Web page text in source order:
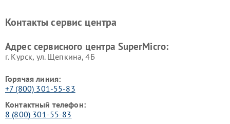
Контакты сервис центра
Адрес сервисного центра SuperMicro:
г. Курск, ул. Щепкина, 4Б
Горячая линия:
+7 (800) 301-55-83
Контактный телефон:
8 (800) 301-55-83